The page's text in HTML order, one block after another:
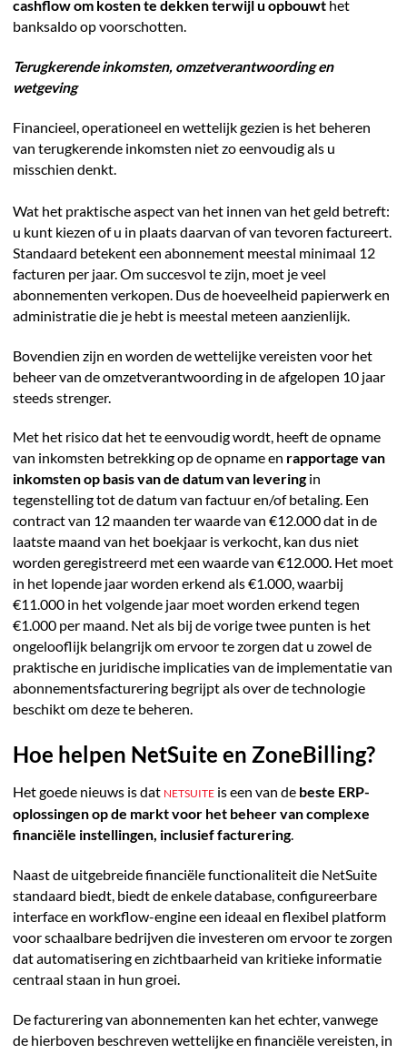
cashflow om kosten te dekken terwijl u opbouwthet
banksaldo op voorschotten.
Terugkerende inkomsten, omzetverantwoording en
wetgeving
Financieel, operationeel en wettelijk gezien is het beheren
van terugkerende inkomsten niet zo eenvoudig als u
misschien denkt.
Wat het praktische aspect van het innen van het geld betreft:
u kunt kiezen of u in plaats daarvan of van tevoren factureert.
Standaard betekent een abonnement meestal minimaal 12
facturen per jaar. Om succesvol te zijn, moet je veel
abonnementen verkopen. Dus de hoeveelheid papierwerk en
administratie die je hebt is meestal meteen aanzienlijk.
Bovendien zijn en worden de wettelijke vereisten voor het
beheer van de omzetverantwoording in de afgelopen 10 jaar
steeds strenger.
Met het risico dat het te eenvoudig wordt, heeft de opname
van inkomsten betrekking op de opname en rapportage van
inkomsten op basis van de datum van leveringin
tegenstelling tot de datum van factuur en/of betaling. Een
contract van 12 maanden ter waarde van €12.000 dat in de
laatste maand van het boekjaar is verkocht, kan dus niet
worden geregistreerd met een waarde van €12.000. Het moet
in het lopende jaar worden erkend als €1.000, waarbij
€11.000 in het volgende jaar moet worden erkend tegen
€1.000 per maand. Net als bij de vorige twee punten is het
ongelooflijk belangrijk om ervoor te zorgen dat u zowel de
praktische en juridische implicaties van de implementatie van
abonnementsfacturering begrijpt als over de technologie
beschikt om deze te beheren.
Hoe helpen NetSuite en ZoneBilling?
Het goede nieuws is dat NETSUITEis een van de beste ERP-
oplossingen op de markt voor het beheer van complexe
financiële instellingen, inclusief facturering.
Naast de uitgebreide financiële functionaliteit die NetSuite
standaard biedt, biedt de enkele database, configureerbare
interface en workflow-engine een ideaal en flexibel platform
voor schaalbare bedrijven die investeren om ervoor te zorgen
dat automatisering en zichtbaarheid van kritieke informatie
centraal staan in hun groei.
De facturering van abonnementen kan het echter, vanwege
de hierboven beschreven wettelijke en financiële vereisten, in